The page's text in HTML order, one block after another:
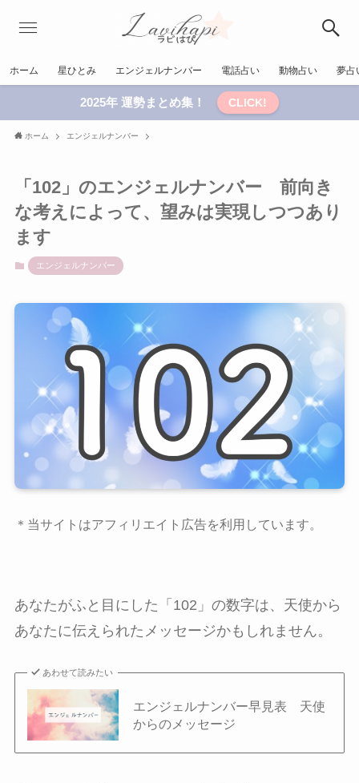
ホーム 星ひとみ エンジェルナンバー 電話占い 動物占い 夢占
2025年 運勢まとめ集！ CLICK!
ホーム エンジェルナンバー
「102」のエンジェルナンバー 前向き
な考えによって、望みは実現しつつあり
ます
エンジェルナンバー
＊当サイトはアフィリエイト広告を利用しています。
あなたがふと目にした「102」の数字は、天使から
あなたに伝えられたメッセージかもしれません。
あわせて読みたい
エンジェルナンバー早見表 天使
からのメッセージ